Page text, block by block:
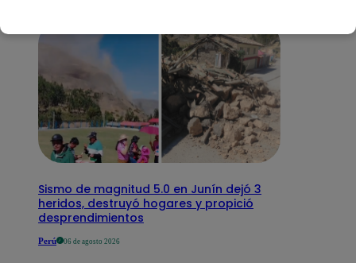
Sismo de magnitud 5.0 en Junín dejó 3
heridos, destruyó hogares y propició
desprendimientos
Perú 06 de agosto 2026